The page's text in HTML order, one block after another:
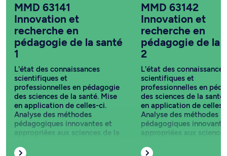
MMD 63141
Innovation et
recherche en
pédagogie de la santé
1
L'état des connaissances
scientifiques et
professionnelles en pédagogie
des sciences de la santé. Mise
en application de celles-ci.
Analyse des méthodes
pédagogiques innovantes et
appropriées aux sciences de la
EDU6010 et MMD6314
MMD 63142
Innovation et
recherche en
pédagogie de la
2
L'état des connaissances
scientifiques et
professionnelles en
des sciences de la
en application de celles-
Analyse des méthodes
pédagogiques
appropriées aux